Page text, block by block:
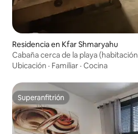
Residencia en Kfar Shmaryahu
Cabaña cerca de la playa
Ubicación · Familiar · Cocina
Superanfitrión
Superanfitrión